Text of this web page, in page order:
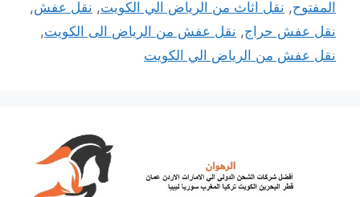
المفتوح, نقل اثاث من الرياض الي الكويت, نقل عفش,
نقل عفش حراج, نقل عفش من الرياض الى الكويت,
نقل عفش من الرياض الي الكويت